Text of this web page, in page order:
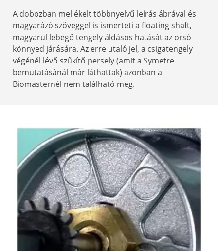
A dobozban mellékelt többnyelvű leírás ábrával és
magyarázó szöveggel is ismerteti a floating shaft,
magyarul lebegő tengely áldásos hatását az orsó
könnyed járására. Az erre utaló jel, a csigatengely
végénél lévő szűkítő persely (amit a Symetre
bemutatásánál már láthattak) azonban a
Biomasternél nem található meg.